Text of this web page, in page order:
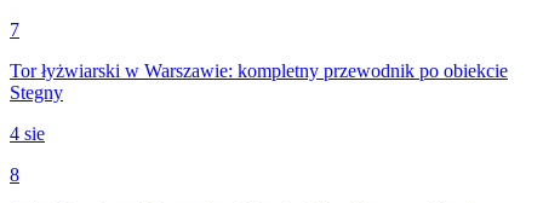
7
Tor łyżwiarski w Warszawie: kompletny przewodnik po obiekcie
Stegny
4 sie
8